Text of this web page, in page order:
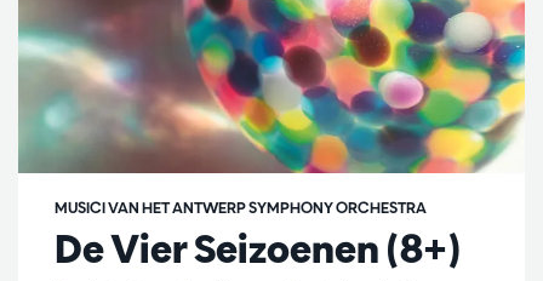
De Vier Seizoenen (8+)
MUSICI VAN HET ANTWERP SYMPHONY ORCHESTRA